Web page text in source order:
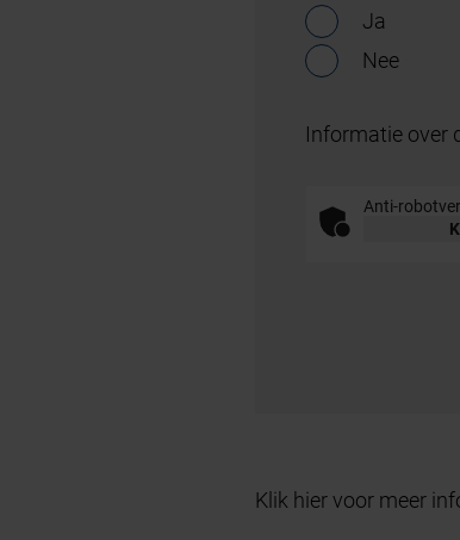
Ja
Nee
Informatie over
Anti-
Klik hier voor meer